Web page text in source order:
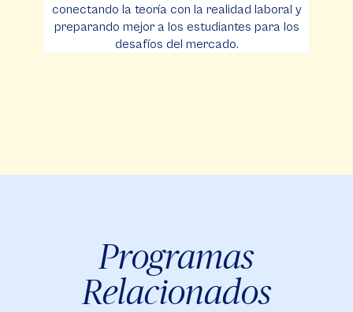
conectando la teoría con la realidad laboral y
preparando mejor a los estudiantes para los
desafíos del mercado.
Programas
Relacionados